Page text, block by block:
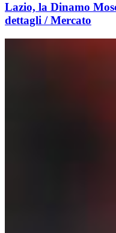
Lazio, la Dinamo
dettagli / Mercato